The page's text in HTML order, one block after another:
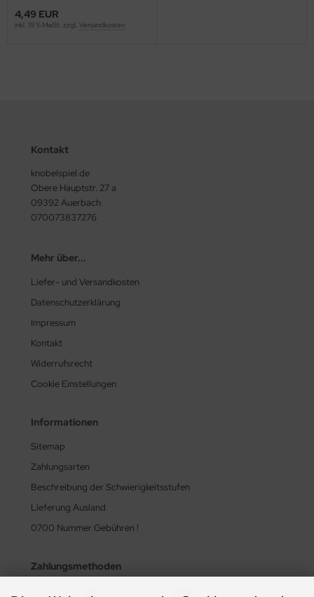
4,49 EUR
inkl. 19 % MwSt. zzgl. Versandkosten
Kontakt
knobelspiel.de
Obere Hauptstr. 27 a
09392 Auerbach
070073837276
Mehr über...
Liefer- und Versandkosten
Datenschutzerklärung
Impressum
Kontakt
Widerrufsrecht
Cookie Einstellungen
Informationen
Sitemap
Zahlungsarten
Beschreibung der Schwierigkeitsstufen
Lieferung Ausland
0700 Nummer Gebühren !
Zahlungsmethoden